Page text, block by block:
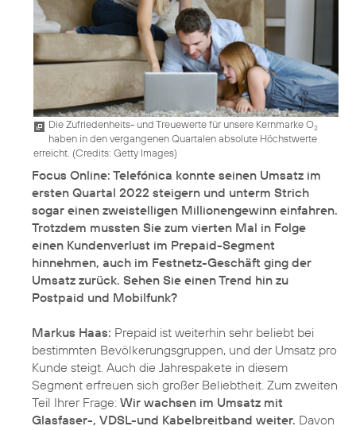
Die Zufriedenheits- und Treuewerte für unsere Kernmarke O2
haben in den vergangenen Quartalen absolute Höchstwerte
erreicht. (Credits: Getty Images)
Focus Online: Telefónica konnte seinen Umsatz im
ersten Quartal 2022 steigern und unterm Strich
sogar einen zweistelligen Millionengewinn einfahren.
Trotzdem mussten Sie zum vierten Mal in Folge
einen Kundenverlust im Prepaid-Segment
hinnehmen, auch im Festnetz-Geschäft ging der
Umsatz zurück. Sehen Sie einen Trend hin zu
Postpaid und Mobilfunk?
Markus Haas: Prepaid ist weiterhin sehr beliebt bei
bestimmten Bevölkerungsgruppen, und der Umsatz pro
Kunde steigt. Auch die Jahrespakete in diesem
Segment erfreuen sich großer Beliebtheit. Zum zweiten
Teil Ihrer Frage: Wir wachsen im Umsatz mit
Glasfaser-, VDSL-und Kabelbreitband weiter. Davon